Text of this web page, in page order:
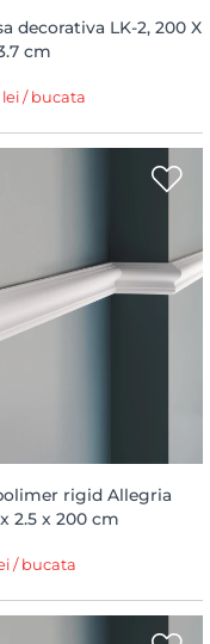
decorativa LK-2, 200 X
cm
lei / bucata
rigid Allegria
2.5 x 200 cm
/ bucata